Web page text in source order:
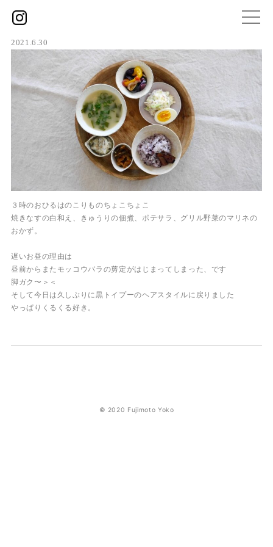
2021.6.30
３時のおひるはのこりものちょこちょこ
焼きなすの白和え、きゅうりの佃煮、ポテサラ、グリル野菜のマリネの
おかず。
遅いお昼の理由は
昼前からまたモッコウバラの剪定がはじまってしまった、です
脚ガク〜＞＜
そして今日は久しぶりに黒トイプーのヘアスタイルに戻りました
やっぱりくるくる好き。
© 2020 Fujimoto Yoko